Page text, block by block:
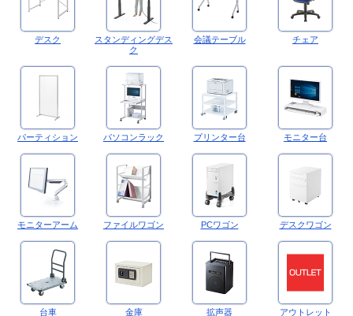
デスク
スタンディングデス
ク
会議テーブル チェア
パーティション パソコンラック プリンター台 モニター台
モニターアーム ファイルワゴン PCワゴン デスクワゴン
台車 金庫 拡声器 アウトレット